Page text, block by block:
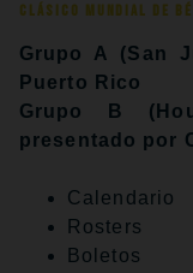
Clásico Mundial de
Grupo A (San
Puerto Rico
Grupo B
presentado por
Calendario
Rosters
Boletos